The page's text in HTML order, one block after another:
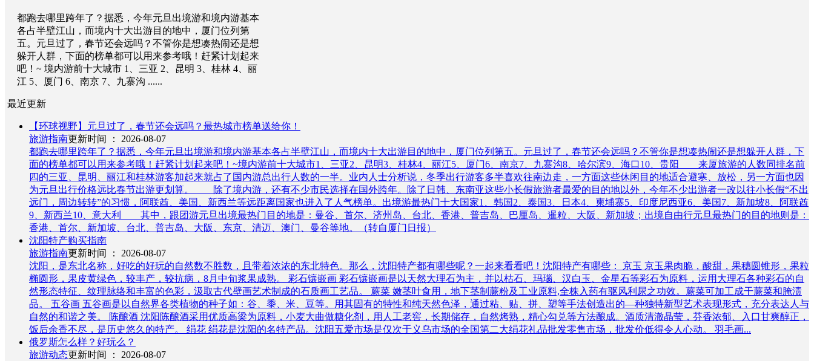
都跑去哪里跨年了？据悉，今年元旦出境游和境内游基本
各占半壁江山，而境内十大出游目的地中，厦门位列第
五。元旦过了，春节还会远吗？不管你是想凑热闹还是想
躲开人群，下面的榜单都可以用来参考哦！赶紧计划起来
吧！~ 境内游前十大城市 1、三亚 2、昆明 3、桂林 4、丽
江 5、厦门 6、南京 7、九寨沟 ......
最近更新
【环球视野】元旦过了，春节还会远吗？最热城市榜单送给你！
旅游指南更新时间 ： 2026-08-07
都跑去哪里跨年了？据悉，今年元旦出境游和境内游基本各占半壁江山，而境内十大出游目的地中，厦门位列第五。元旦过了，春节还会远吗？不管你是想凑热闹还是想躲开人群，下
面的榜单都可以用来参考哦！赶紧计划起来吧！~境内游前十大城市1、三亚2、昆明3、桂林4、丽江5、厦门6、南京7、九寨沟8、哈尔滨9、海口10、贵阳 来厦旅游的人数同排名前
四的三亚、昆明、丽江和桂林游客加起来就占了国内游总出行人数的一半。业内人士分析说，冬季出行游客多半喜欢往南边走，一方面这些休闲目的地适合避寒、放松，另一方面也因
为元旦出行价格远比春节出游更划算。 除了境内游，还有不少市民选择在国外跨年。除了日韩、东南亚这些小长假旅游者最爱的目的地以外，今年不少出游者一改以往小长假“不出
远门，周边转转”的习惯，阿联酋、美国、新西兰等远距离国家也进入了人气榜单。出境游最热门十大国家1、韩国2、泰国3、日本4、柬埔寨5、印度尼西亚6、美国7、新加坡8、阿联酋
9、新西兰10、意大利 其中，跟团游元旦出境最热门目的地是：曼谷、首尔、济州岛、台北、香港、普吉岛、巴厘岛、暹粒、大阪、新加坡；出境自由行元旦最热门的目的地则是：
香港、首尔、新加坡、台北、普吉岛、大阪、东京、清迈、澳门、曼谷等地。（转自厦门日报）
沈阳特产购买指南
旅游指南更新时间 ： 2026-08-07
沈阳，是东北名称，好吃的好玩的自然数不胜数，且带着浓浓的东北特色。那么，沈阳特产都有哪些呢？一起来看看吧！沈阳特产有哪些： 京玉 京玉果肉脆，酸甜，果穗圆锥形，果粒
椭圆形，果皮黄绿色，较丰产，较抗病，8月中旬浆果成熟。 彩石镶嵌画 彩石镶嵌画是以天然大理石为主，并以枯石、玛瑙、汉白玉、金星石等彩石为原料，运用大理石各种彩石的自
然形态特征、纹理脉络和丰富的色彩，汲取古代壁画艺术制成的石质画工艺品。 蕨菜 嫩茎叶食用，地下茎制蕨粉及工业原料,全株入药有驱风利尿之功效。蕨菜可加工成干蕨菜和腌渍
品。 五谷画 五谷画是以自然界各类植物的种子如：谷、黍、米、豆等。用其固有的特性和纯天然色泽，通过粘、贴、拼、塑等手法创造出的—种独特新型艺术表现形式，充分表达人与
自然的和谐之美。 陈酿酒 沈阳陈酿酒采用优质高梁为原料，小麦大曲做糖化剂，用人工老窖，长期储存，自然烤熟，精心勾兑等方法酿成。酒质清澈晶莹，芬香浓郁、入口甘爽醇正，
饭后余香不尽，是历史悠久的特产。 绢花 绢花是沈阳的名特产品。沈阳五爱市场是仅次于义乌市场的全国第二大绢花礼品批发零售市场，批发价低得令人心动。 羽毛画...
俄罗斯怎么样？好玩么？
旅游动态更新时间 ： 2026-08-07